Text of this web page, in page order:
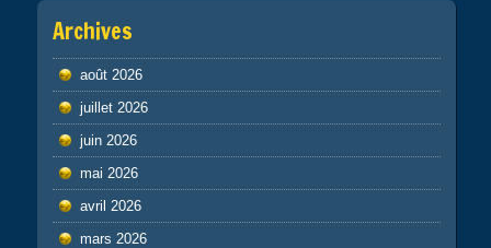
Archives
août 2026
juillet 2026
juin 2026
mai 2026
avril 2026
mars 2026